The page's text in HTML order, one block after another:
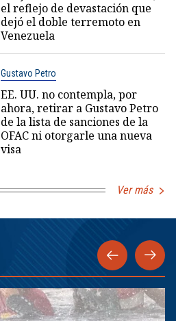
el reflejo de devastación que
dejó el doble terremoto en
Venezuela
Gustavo Petro
EE. UU. no contempla, por
ahora, retirar a Gustavo Petro
de la lista de sanciones de la
OFAC ni otorgarle una nueva
visa
Ver más